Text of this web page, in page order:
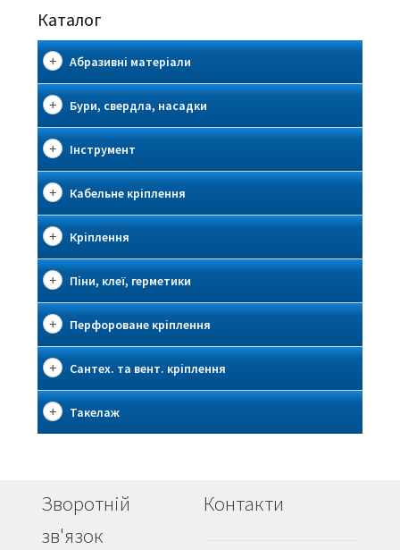
Каталог
Абразивні матеріали
Бури, свердла, насадки
Інструмент
Кабельне кріплення
Кріплення
Піни, клеї, герметики
Перфороване кріплення
Сантех. та вент. кріплення
Такелаж
Зворотній
зв'язок
Контакти